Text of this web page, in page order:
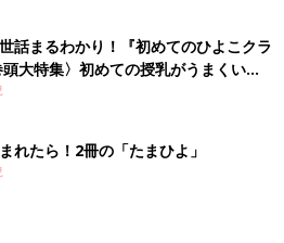
話まるわかり！『初めてのひよこクラ
大特集〉初めての授乳がうまくい
ミルクの基本と夏のトラブル 解決テ
れたら！2冊の「たまひよ」